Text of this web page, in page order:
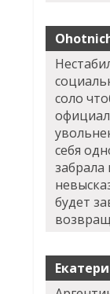
соло
себя
будет